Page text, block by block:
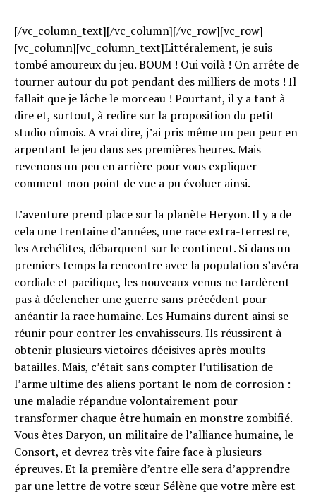
[/vc_column_text][/vc_column][/vc_row][vc_row]
[vc_column][vc_column_text]Littéralement, je suis
tombé amoureux du jeu. BOUM ! Oui voilà ! On arrête de
tourner autour du pot pendant des milliers de mots ! Il
fallait que je lâche le morceau ! Pourtant, il y a tant à
dire et, surtout, à redire sur la proposition du petit
studio nîmois. A vrai dire, j’ai pris même un peu peur en
arpentant le jeu dans ses premières heures. Mais
revenons un peu en arrière pour vous expliquer
comment mon point de vue a pu évoluer ainsi.
L’aventure prend place sur la planète Heryon. Il y a de
cela une trentaine d’années, une race extra-terrestre,
les Archélites, débarquent sur le continent. Si dans un
premiers temps la rencontre avec la population s’avéra
cordiale et pacifique, les nouveaux venus ne tardèrent
pas à déclencher une guerre sans précédent pour
anéantir la race humaine. Les Humains durent ainsi se
réunir pour contrer les envahisseurs. Ils réussirent à
obtenir plusieurs victoires décisives après moults
batailles. Mais, c’était sans compter l’utilisation de
l’arme ultime des aliens portant le nom de corrosion :
une maladie répandue volontairement pour
transformer chaque être humain en monstre zombifié.
Vous êtes Daryon, un militaire de l’alliance humaine, le
Consort, et devrez très vite faire face à plusieurs
épreuves. Et la première d’entre elle sera d’apprendre
par une lettre de votre sœur Sélène que votre mère est